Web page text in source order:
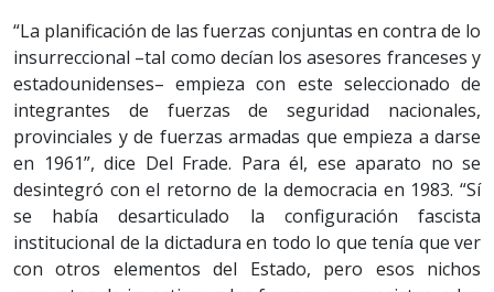
“La planificación de las fuerzas conjuntas en contra de lo
insurreccional –tal como decían los asesores franceses y
estadounidenses– empieza con este seleccionado de
integrantes de fuerzas de seguridad nacionales,
provinciales y de fuerzas armadas que empieza a darse
en 1961”, dice Del Frade. Para él, ese aparato no se
desintegró con el retorno de la democracia en 1983. “Sí
se había desarticulado la configuración fascista
institucional de la dictadura en todo lo que tenía que ver
con otros elementos del Estado, pero esos nichos